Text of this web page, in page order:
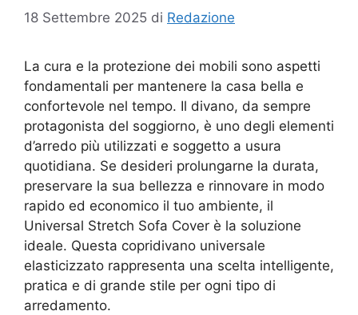
18 Settembre 2025 di Redazione
La cura e la protezione dei mobili sono aspetti
fondamentali per mantenere la casa bella e
confortevole nel tempo. Il divano, da sempre
protagonista del soggiorno, è uno degli elementi
d’arredo più utilizzati e soggetto a usura
quotidiana. Se desideri prolungarne la durata,
preservare la sua bellezza e rinnovare in modo
rapido ed economico il tuo ambiente, il
Universal Stretch Sofa Cover è la soluzione
ideale. Questa copridivano universale
elasticizzato rappresenta una scelta intelligente,
pratica e di grande stile per ogni tipo di
arredamento.